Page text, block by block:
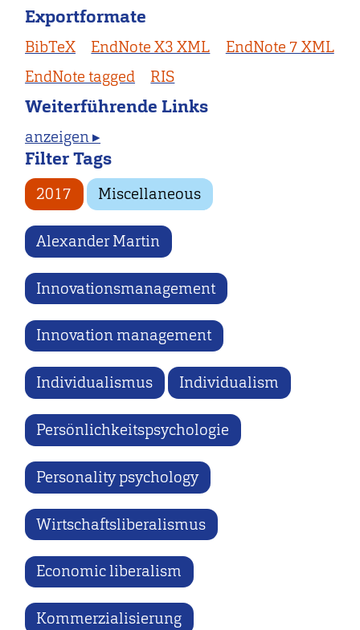
Exportformate
BibTeX EndNote X3 XML
EndNote 7 XML
EndNote tagged
RIS
Weiterführende Links
anzeigen ▸
Filter Tags
2017 Miscellaneous
Alexander Martin
Innovationsmanagement
Innovation management
Individualismus Individualism
Persönlichkeitspsychologie
Personality psychology
Wirtschaftsliberalismus
Economic liberalism
Kommerzialisierung